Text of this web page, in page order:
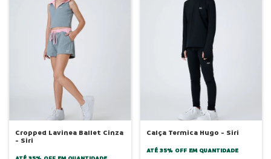
Cropped Lavinea Ballet Cinza
- Siri
Calça Termica Hugo - Siri
ATÉ 35% OFF EM QUANTIDADE